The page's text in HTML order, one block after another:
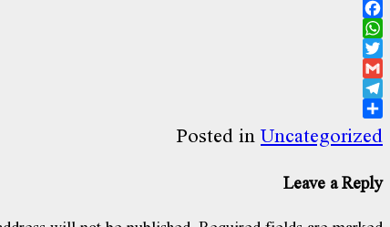
Facebook
WhatsApp
Twitter
Gmail
Telegram
Share
Posted inUncategorized
Leave a Reply